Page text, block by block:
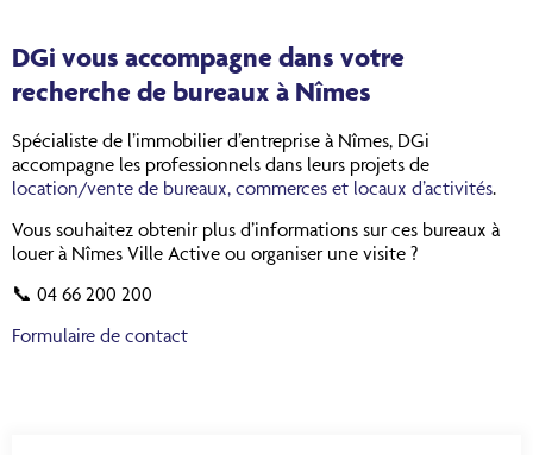
DGi vous accompagne dans votre
recherche de bureaux à Nîmes
Spécialiste de l’immobilier d’entreprise à Nîmes, DGi
accompagne les professionnels dans leurs projets de
location/vente de bureaux, commerces et locaux d’activités.
Vous souhaitez obtenir plus d’informations sur ces bureaux à
louer à Nîmes Ville Active ou organiser une visite ?
📞 04 66 200 200
Formulaire de contact